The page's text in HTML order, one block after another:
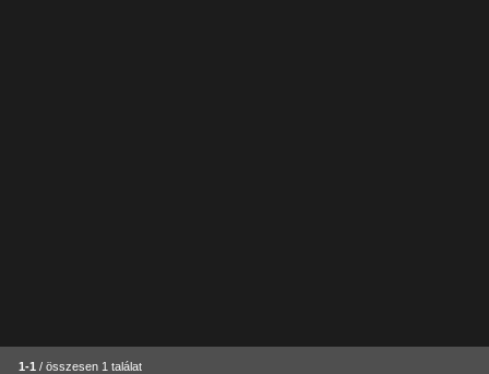
1-1 / összesen 1 találat